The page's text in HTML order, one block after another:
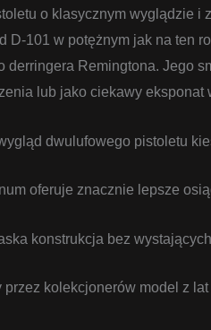
o klasycznym wyglądzie i
D-101 w potężnym jak na ten
Remingtona. Jego
lub jako ciekawy eksponat
dwulufowego pistoletu
oferuje znacznie lepsze
konstrukcja bez
przez kolekcjonerów model z lat